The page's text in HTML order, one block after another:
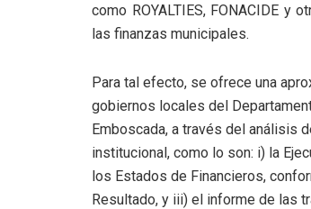
como ROYALTIES, FONACIDE
las finanzas municipales.
Para tal efecto, se ofrece una
gobiernos locales del
Emboscada, a través del análisis
institucional, como lo son: i) la
los Estados de Financieros,
Resultado, y iii) el informe de las